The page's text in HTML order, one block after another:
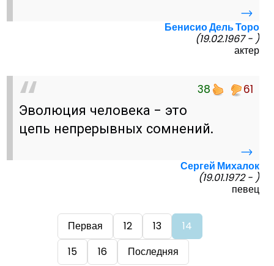
→
Бенисио Дель Торо
(19.02.1967 - )
актер
38 61
Эволюция человека - это
цепь непрерывных сомнений.
→
Сергей Михалок
(19.01.1972 - )
певец
Первая 12 13
14
15
16 Последняя